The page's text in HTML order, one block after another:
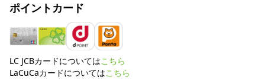
ポイントカード
LC JCBカードについてはこちら
LaCuCaカードについてはこちら